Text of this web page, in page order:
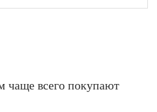
чаще всего покупают